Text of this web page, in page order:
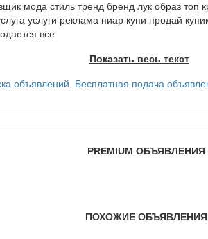
мода стиль тренд бренд лук образ топ
услуги реклама пиар купи продай
все
Показать весь текст
PREMIUM ОБЪЯВЛЕНИЯ
ПОХОЖИЕ ОБЪЯВЛЕНИЯ